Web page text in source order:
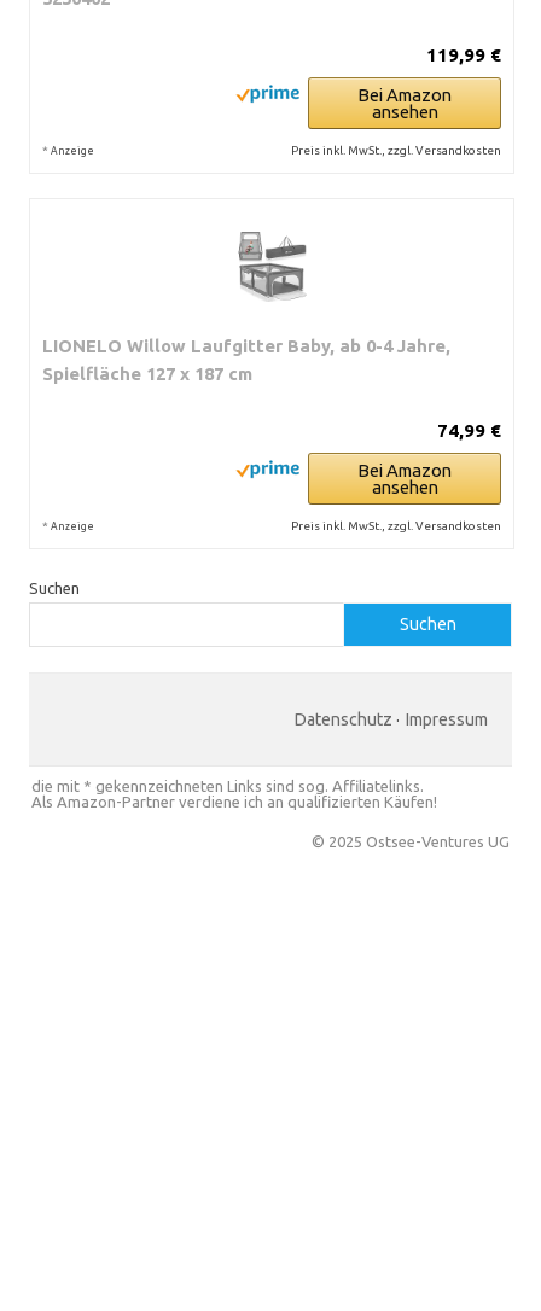
119,99 €
Bei Amazon
ansehen
* Anzeige Preis inkl. MwSt., zzgl. Versandkosten
LIONELO Willow Laufgitter Baby, ab 0-4 Jahre,
Spielfläche 127 x 187 cm
74,99 €
Bei Amazon
ansehen
* Anzeige Preis inkl. MwSt., zzgl. Versandkosten
Suchen
Suchen
Datenschutz · Impressum
die mit * gekennzeichneten Links sind sog. Affiliatelinks.
Als Amazon-Partner verdiene ich an qualifizierten Käufen!
© 2025 Ostsee-Ventures UG